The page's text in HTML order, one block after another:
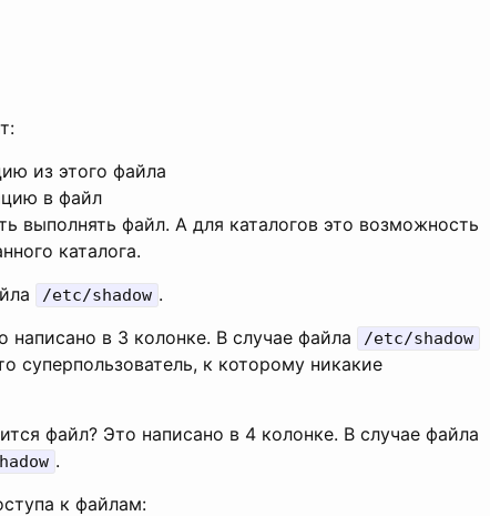
из этого файла
в файл
выполнять файл. А для каталогов это возможность
каталога.
/etc/shadow .
написано в 3 колонке. В случае файла
/etc/shadow
суперпользователь, к которому никакие
файл? Это написано в 4 колонке. В случае файла
.
к файлам: